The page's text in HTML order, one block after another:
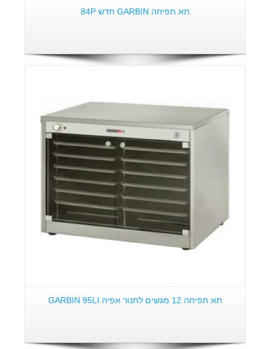
תא תפיחה GARBIN חדש 84P
פרטים:
תא תפיחה 12 מגשים לתנור אפיה GARBIN 95LI